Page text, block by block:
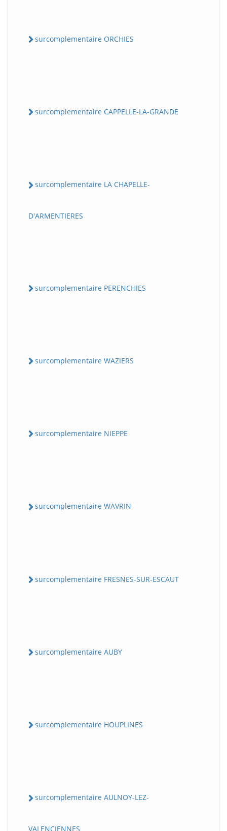
surcomplementaire ORCHIES
surcomplementaire CAPPELLE-LA-GRANDE
surcomplementaire LA CHAPELLE-
D'ARMENTIERES
surcomplementaire PERENCHIES
surcomplementaire WAZIERS
surcomplementaire NIEPPE
surcomplementaire WAVRIN
surcomplementaire FRESNES-SUR-ESCAUT
surcomplementaire AUBY
surcomplementaire HOUPLINES
surcomplementaire AULNOY-LEZ-
VALENCIENNES